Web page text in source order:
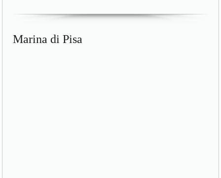
Marina di Pisa